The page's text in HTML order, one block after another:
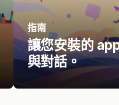
指南
讓您安裝的
與對話。